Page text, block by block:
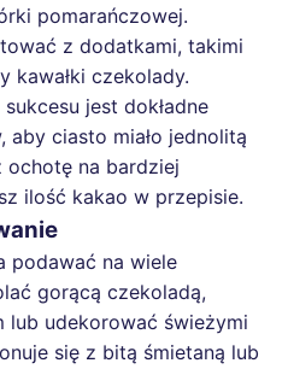
pomarańczowej.
z dodatkami, takimi
kawałki czekolady.
jest dokładne
aby ciasto miało jednolitą
ochotę na bardziej
ilość kakao w przepisie.
podawać na wiele
gorącą czekoladą,
lub udekorować świeżymi
się z bitą śmietaną lub